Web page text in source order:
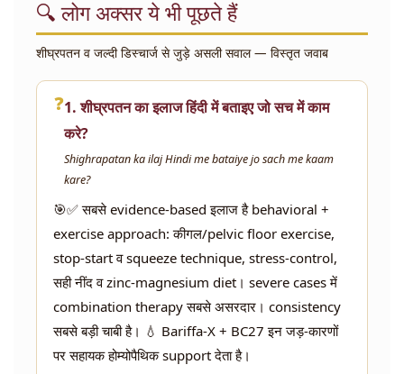
🔍 लोग अक्सर ये भी पूछते हैं
शीघ्रपतन व जल्दी डिस्चार्ज से जुड़े असली सवाल — विस्तृत जवाब
❓1. शीघ्रपतन का इलाज हिंदी में बताइए जो सच में काम
करे?
Shighrapatan ka ilaj Hindi me bataiye jo sach me kaam
kare?
🎯✅ सबसे evidence-based इलाज है behavioral +
exercise approach: कीगल/pelvic floor exercise,
stop-start व squeeze technique, stress-control,
सही नींद व zinc-magnesium diet। severe cases में
combination therapy सबसे असरदार। consistency
सबसे बड़ी चाबी है। 💧 Bariffa-X + BC27 इन जड़-कारणों
पर सहायक होम्योपैथिक support देता है।